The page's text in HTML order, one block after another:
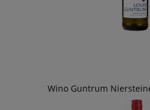
Wino Guntrum